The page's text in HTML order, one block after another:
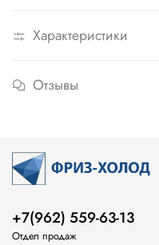
Характеристики
Отзывы
+7(962) 559-63-13
Отдел продаж